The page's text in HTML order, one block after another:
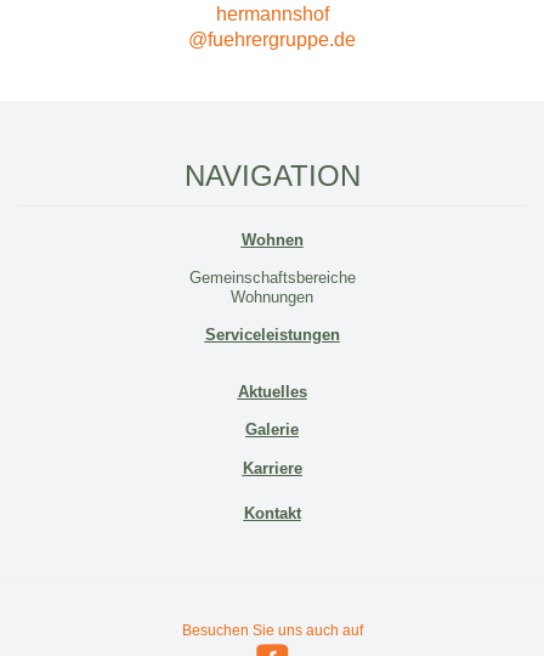
hermannshof
@fuehrergruppe.de
NAVIGATION
Wohnen
Gemeinschaftsbereiche
Wohnungen
Serviceleistungen
Aktuelles
Galerie
Karriere
Kontakt
Besuchen Sie uns auch auf